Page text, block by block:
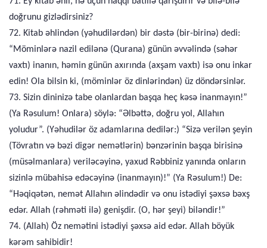
doğrunu gizlədirsiniz?
72. Kitab əhlindən (yəhudilərdən) bir dəstə (bir-birinə) dedi:
“Möminlərə nazil edilənə (Qurana) günün əvvəlində (səhər
vaxtı) inanın, həmin günün axırında (axşam vaxtı) isə onu inkar
edin! Ola bilsin ki, (möminlər öz dinlərindən) üz döndərsinlər.
73. Sizin dininizə tabe olanlardan başqa heç kəsə inanmayın!”
(Ya Rəsulum! Onlara) söylə: “Əlbəttə, doğru yol, Allahın
yoludur”. (Yəhudilər öz adamlarına dedilər:) “Sizə verilən şeyin
(Tövratın və bəzi digər nemətlərin) bənzərinin başqa birisinə
(müsəlmanlara) veriləcəyinə, yaxud Rəbbiniz yanında onların
sizinlə mübahisə edəcəyinə (inanmayın)!” (Ya Rəsulum!) De:
“Həqiqətən, nemət Allahın əlindədir və onu istədiyi şəxsə bəxş
edər. Allah (rəhməti ilə) genişdir. (O, hər şeyi) biləndir!”
74. (Allah) Öz nemətini istədiyi şəxsə aid edər. Allah böyük
kərəm sahibidir!